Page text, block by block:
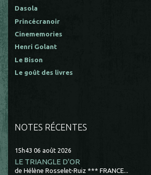
Dasola
Princécranoir
Cinememories
Henri Golant
Le Bison
Le goût des livres
NOTES RÉCENTES
15h43 06 août 2026
LE TRIANGLE D'OR
de Hélène Rosselet-Ruiz *** FRANCE...